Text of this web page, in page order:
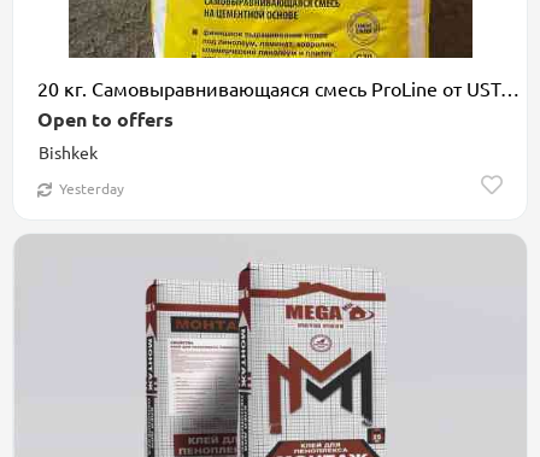
20 кг. Самовыравнивающаяся смесь ProLine от USTA на цементной основе
Bishkek
Open to offers
Yesterday